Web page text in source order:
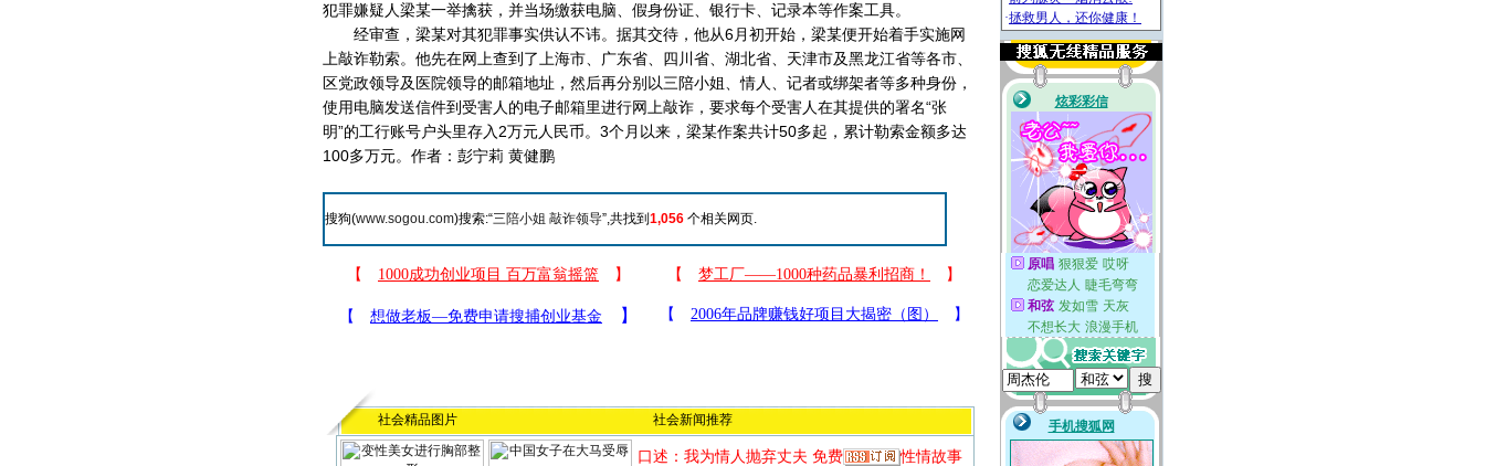
犯罪嫌疑人梁某一举擒获，并当场缴获电脑、假身份证、银行卡、记录本等作案工具。
经审查，梁某对其犯罪事实供认不讳。据其交待，他从6月初开始，梁某便开始着手实施网
上敲诈勒索。他先在网上查到了上海市、广东省、四川省、湖北省、天津市及黑龙江省等各市、
区党政领导及医院领导的邮箱地址，然后再分别以三陪小姐、情人、记者或绑架者等多种身份，
使用电脑发送信件到受害人的电子邮箱里进行网上敲诈，要求每个受害人在其提供的署名“张
明”的工行账号户头里存入2万元人民币。3个月以来，梁某作案共计50多起，累计勒索金额多达
100多万元。作者：彭宁莉 黄健鹏
搜狗(www.sogou.com)搜索:“三陪小姐 敲诈领导”,共找到 1,056 个相关网页.
社会精品图片 社会新闻推荐
口述：我为情人抛弃丈夫 免费
性情故事